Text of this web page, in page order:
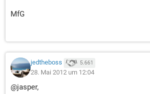
MfG
jedtheboss 5.661
28. Mai 2012 um 12:04
@jasper,